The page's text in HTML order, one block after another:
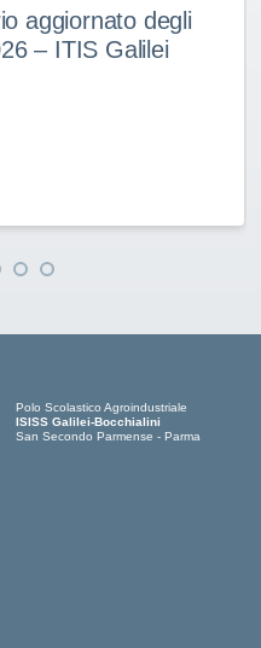
aggiornato degli
– ITIS Galilei
Polo Scolastico Agroindustriale
ISISS Galilei-Bocchialini
San Secondo Parmense - Parma